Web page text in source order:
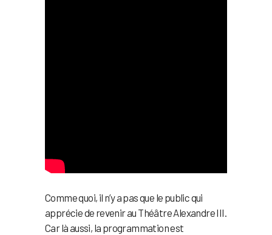
Comme quoi, il n’y a pas que le public qui
apprécie de revenir au Théâtre Alexandre III.
Car là aussi, la programmation est